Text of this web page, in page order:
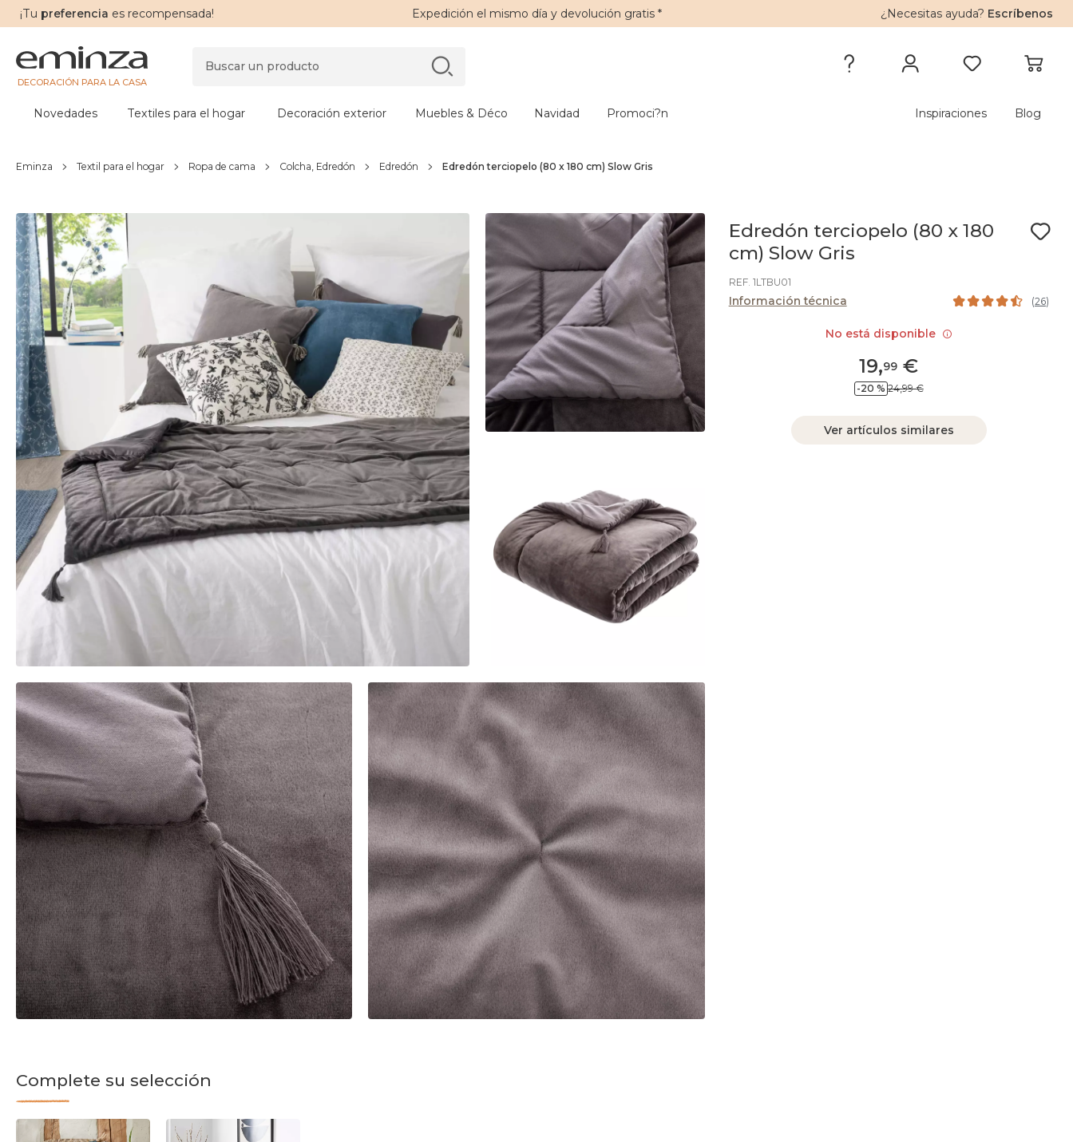
¡Tu preferencia es recompensada! Expedición el mismo día y devolución gratis* ¿Necesitas ayuda? Escríbenos
DECORACIÓN PARA LA CASA
Novedades Textiles para el hogar Decoración exterior Muebles & Déco Navidad Promoci?n Inspiraciones Blog
Eminza Textil para el hogar Ropa de cama Colcha, Edredón Edredón Edredón terciopelo (80 x 180 cm) Slow Gris
Edredón terciopelo (80 x 180
cm) Slow Gris
REF. 1LTBU01
Información técnica (26)
19,99 €
-20 % 24,99 €
Ver artículos similares
Complete su selección